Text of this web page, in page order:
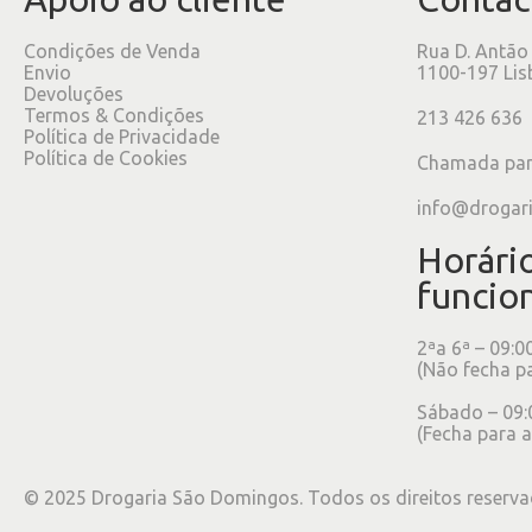
Condições de Venda
Envio
Devoluções
Termos & Condições
Política de Privacidade
Política de Cookies
Rua D.
1100-197
213 426 636
Chamada
2ªa 6ª –
(Não fecha
Sábado –
(Fecha para
© 2025 Drogaria São Domingos. Todos os direitos